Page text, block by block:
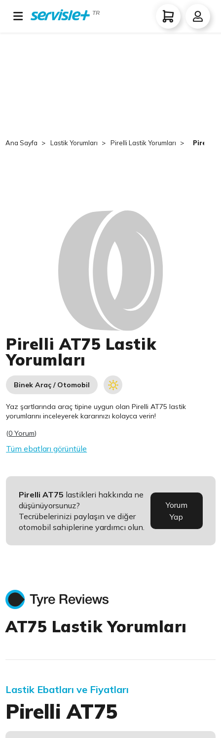
TR
Ana Sayfa Lastik Yorumları Pirelli Lastik Yorumları Pirelli
Pirelli AT75 Lastik
Yorumları
Binek Araç / Otomobil
Yaz şartlarında araç tipine uygun olanPirelli AT75 lastik
yorumlarını inceleyerek kararınızı kolayca verin!
(0 Yorum)
Tüm ebatları görüntüle
Pirelli AT75 lastikleri hakkında ne
düşünüyorsunuz?
Tecrübelerinizi paylaşın ve diğer
otomobil sahiplerine yardımcı olun.
Yorum
Yap
AT75 Lastik Yorumları
Lastik Ebatları ve Fiyatları
Pirelli AT75